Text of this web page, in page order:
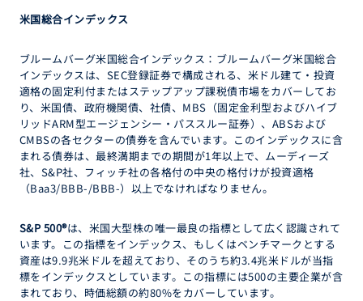
米国総合インデックス
ブルームバーグ米国総合インデックス：ブルームバーグ米国総合
インデックスは、SEC登録証券で構成される、米ドル建て・投資
適格の固定利付またはステップアップ課税債市場をカバーしてお
り、米国債、政府機関債、社債、MBS（固定金利型およびハイブ
リッドARM型エージェンシー・パススルー証券）、ABSおよび
CMBSの各セクターの債券を含んでいます。このインデックスに含
まれる債券は、最終満期までの期間が1年以上で、ムーディーズ
社、S&P社、フィッチ社の各格付の中央の格付けが投資適格
（Baa3/BBB-/BBB-）以上でなければなりません。
S&P 500®は、米国大型株の唯一最良の指標として広く認識されて
います。この指標をインデックス、もしくはベンチマークとする
資産は9.9兆米ドルを超えており、そのうち約3.4兆米ドルが当指
標をインデックスとしています。この指標には500の主要企業が含
まれており、時価総額の約80%をカバーしています。